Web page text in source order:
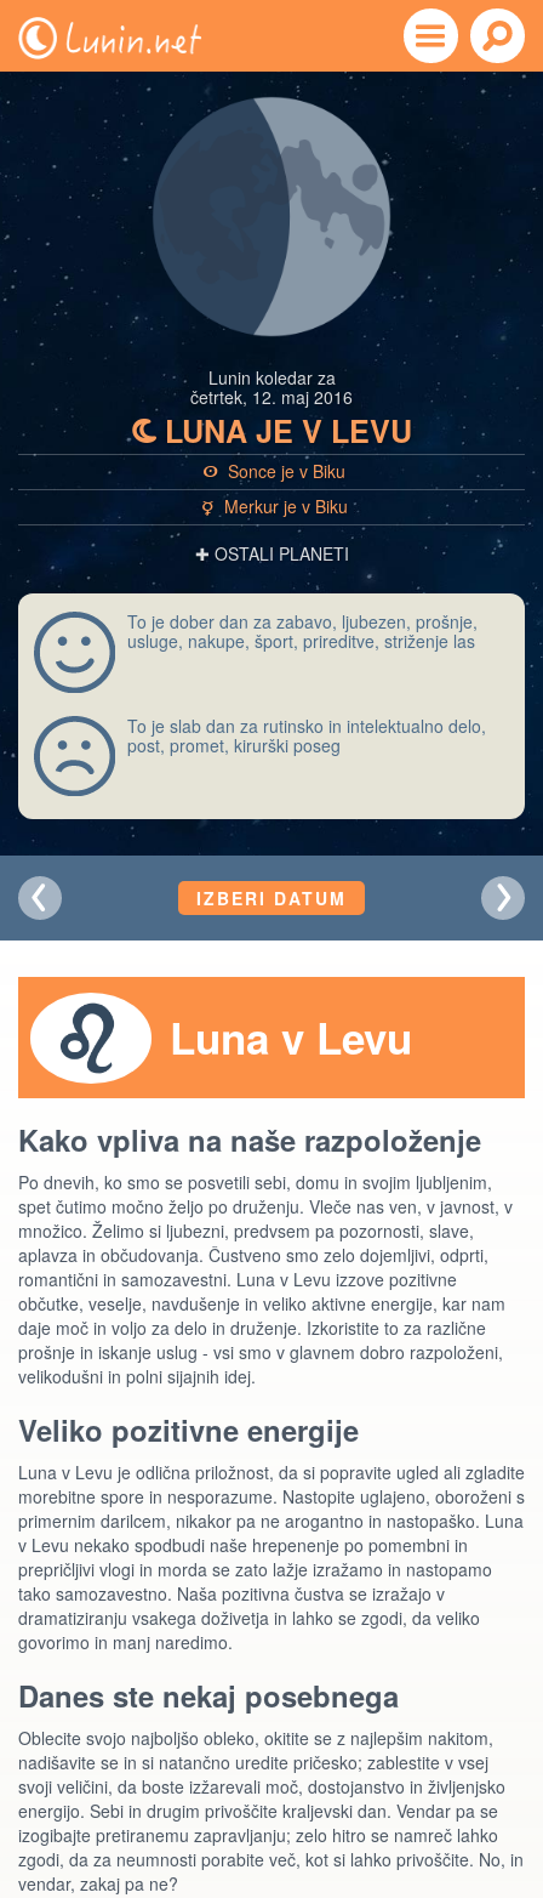
Lunin koledar za
četrtek, 12. maj 2016
bLUNA JE V LEVU
a Sonce je v Biku
c Merkur je v Biku
✚ OSTALI PLANETI
To je dober dan za zabavo, ljubezen, prošnje,
usluge, nakupe, šport, prireditve, striženje las
To je slab dan za rutinsko in intelektualno delo,
post, promet, kirurški poseg
IZBERI DATUM
Luna v Levu
Kako vpliva na naše razpoloženje
Po dnevih, ko smo se posvetili sebi, domu in svojim ljubljenim,
spet čutimo močno željo po druženju. Vleče nas ven, v javnost, v
množico. Želimo si ljubezni, predvsem pa pozornosti, slave,
aplavza in občudovanja. Čustveno smo zelo dojemljivi, odprti,
romantični in samozavestni. Luna v Levu izzove pozitivne
občutke, veselje, navdušenje in veliko aktivne energije, kar nam
daje moč in voljo za delo in druženje. Izkoristite to za različne
prošnje in iskanje uslug - vsi smo v glavnem dobro razpoloženi,
velikodušni in polni sijajnih idej.
Veliko pozitivne energije
Luna v Levu je odlična priložnost, da si popravite ugled ali zgladite
morebitne spore in nesporazume. Nastopite uglajeno, oboroženi s
primernim darilcem, nikakor pa ne arogantno in nastopaško. Luna
v Levu nekako spodbudi naše hrepenenje po pomembni in
prepričljivi vlogi in morda se zato lažje izražamo in nastopamo
tako samozavestno. Naša pozitivna čustva se izražajo v
dramatiziranju vsakega doživetja in lahko se zgodi, da veliko
govorimo in manj naredimo.
Danes ste nekaj posebnega
Oblecite svojo najboljšo obleko, okitite se z najlepšim nakitom,
nadišavite se in si natančno uredite pričesko; zablestite v vsej
svoji veličini, da boste izžarevali moč, dostojanstvo in življenjsko
energijo. Sebi in drugim privoščite kraljevski dan. Vendar pa se
izogibajte pretiranemu zapravljanju; zelo hitro se namreč lahko
zgodi, da za neumnosti porabite več, kot si lahko privoščite. No, in
vendar, zakaj pa ne?